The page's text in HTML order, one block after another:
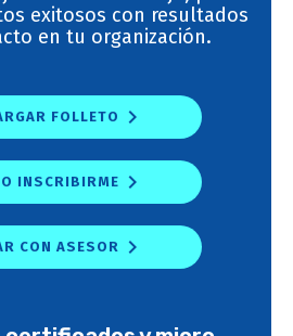
exitosos con resultados
en tu organización.
FOLLETO
INSCRIBIRME
CON ASESOR